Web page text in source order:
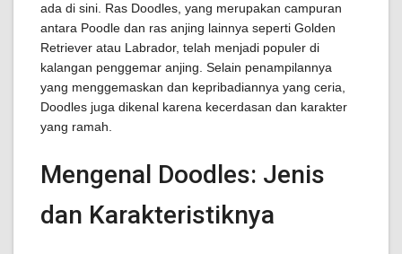
ada di sini. Ras Doodles, yang merupakan campuran
antara Poodle dan ras anjing lainnya seperti Golden
Retriever atau Labrador, telah menjadi populer di
kalangan penggemar anjing. Selain penampilannya
yang menggemaskan dan kepribadiannya yang ceria,
Doodles juga dikenal karena kecerdasan dan karakter
yang ramah.
Mengenal Doodles: Jenis
dan Karakteristiknya